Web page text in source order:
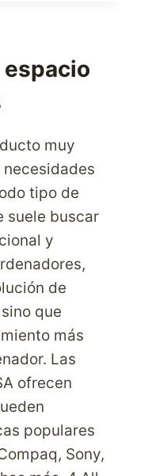
muy
tipo de
suele buscar
y
de
que
más
Las
ofrecen
populares
Sony,